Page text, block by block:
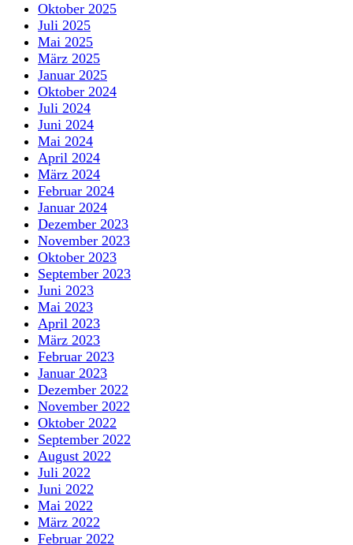
Oktober 2025
Juli 2025
Mai 2025
März 2025
Januar 2025
Oktober 2024
Juli 2024
Juni 2024
Mai 2024
April 2024
März 2024
Februar 2024
Januar 2024
Dezember 2023
November 2023
Oktober 2023
September 2023
Juni 2023
Mai 2023
April 2023
März 2023
Februar 2023
Januar 2023
Dezember 2022
November 2022
Oktober 2022
September 2022
August 2022
Juli 2022
Juni 2022
Mai 2022
März 2022
Februar 2022